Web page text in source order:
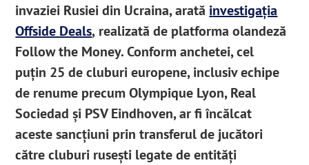
invaziei Rusiei din Ucraina, arată investigația
Offside Deals, realizată de platforma olandeză
Follow the Money. Conform anchetei, cel
puțin 25 de cluburi europene, inclusiv echipe
de renume precum Olympique Lyon, Real
Sociedad și PSV Eindhoven, ar fi încălcat
aceste sancțiuni prin transferul de jucători
către cluburi rusești legate de entități